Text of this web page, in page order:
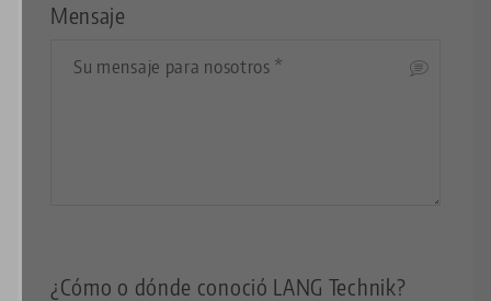
Mensaje
Mensaje
¿Cómo o dónde conoció LANG Technik?